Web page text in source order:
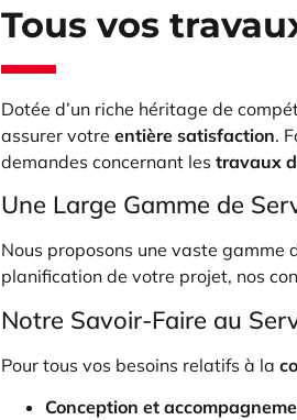
Tous vos
Dotée d’un riche héritage de
assurer votre entière satisfaction.
demandes concernant les travaux
Une Large Gamme de
Nous proposons une vaste gamme
planification de votre projet, nos
Notre Savoir-Faire au
Pour tous vos besoins relatifs à la
Conception et